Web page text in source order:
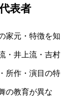
表者
家元・特徴を知
・井上流・吉村
所作・演目の特
の教育が異な